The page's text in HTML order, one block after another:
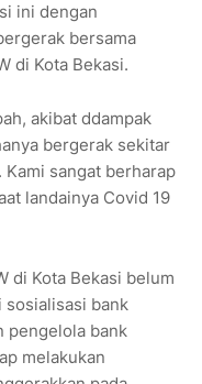
ini dengan
bersama
di Kota Bekasi.
akibat ddampak
bergerak sekitar
sangat berharap
landainya Covid 19
di Kota Bekasi belum
bank
pengelola bank
melakukan